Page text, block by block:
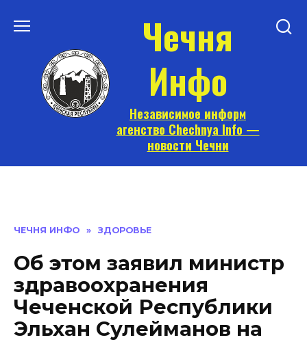
Чечня
Инфо
Независимое информ
агенство Chechnya Info —
новости Чечни
ЧЕЧНЯ ИНФО » ЗДОРОВЬЕ
Об этом заявил министр
здравоохранения
Чеченской Республики
Эльхан Сулейманов на